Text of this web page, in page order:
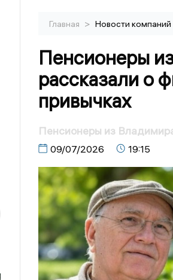
Главная > Новости компаний
Пенсионеры
рассказали о
привычках
Пенсионеры из
09/07/2026 19:15